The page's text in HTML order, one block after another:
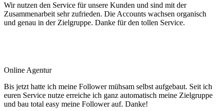
Wir nutzen den Service für unsere Kunden und sind mit der
Zusammenarbeit sehr zufrieden. Die Accounts wachsen organisch
und genau in der Zielgruppe. Danke für den tollen Service.
Online Agentur
Bis jetzt hatte ich meine Follower mühsam selbst aufgebaut. Seit ich
euren Service nutze erreiche ich ganz automatisch meine Zielgruppe
und bau total easy meine Follower auf. Danke!